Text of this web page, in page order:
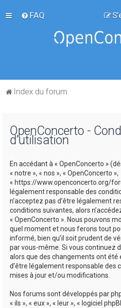
FAQ
Index du forum
OpenConcerto -
d’utilisation
En accédant à « OpenConcerto »
« notre », « nos », « OpenConcerto »,
« https://www.openconcerto.org/
légalement responsable des
n’acceptez pas d’être légalement
conditions suivantes, alors
« OpenConcerto ». Nous pouvons
quel moment et nous ferons tout
informé, bien qu’il soit prudent de
par vous-même. Si vous continuez
alors que des changements ont
d’être légalement responsable des
mises à jour et/ou modifications.
Nos forums sont développés par
« ils », « eux », « leur », « logiciel